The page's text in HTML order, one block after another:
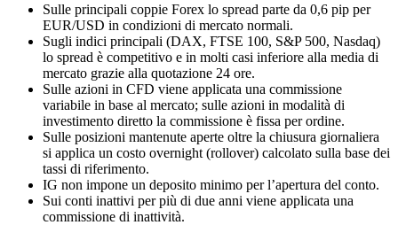
Sulle principali coppie Forex lo spread parte da 0,6 pip per
EUR/USD in condizioni di mercato normali.
Sugli indici principali (DAX, FTSE 100, S&P 500, Nasdaq)
lo spread è competitivo e in molti casi inferiore alla media di
mercato grazie alla quotazione 24 ore.
Sulle azioni in CFD viene applicata una commissione
variabile in base al mercato; sulle azioni in modalità di
investimento diretto la commissione è fissa per ordine.
Sulle posizioni mantenute aperte oltre la chiusura giornaliera
si applica un costo overnight (rollover) calcolato sulla base dei
tassi di riferimento.
IG non impone un deposito minimo per l’apertura del conto.
Sui conti inattivi per più di due anni viene applicata una
commissione di inattività.